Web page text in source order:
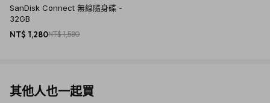
SanDisk Connect 無線隨身碟 -
32GB
NT$ 1,280NT$ 1,580
其他人也一起買